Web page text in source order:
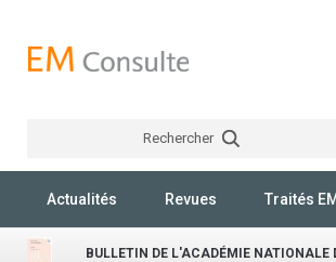
Rechercher
Actualités Revues Traités
BULLETIN DE L'ACADÉMIE NATIONALE